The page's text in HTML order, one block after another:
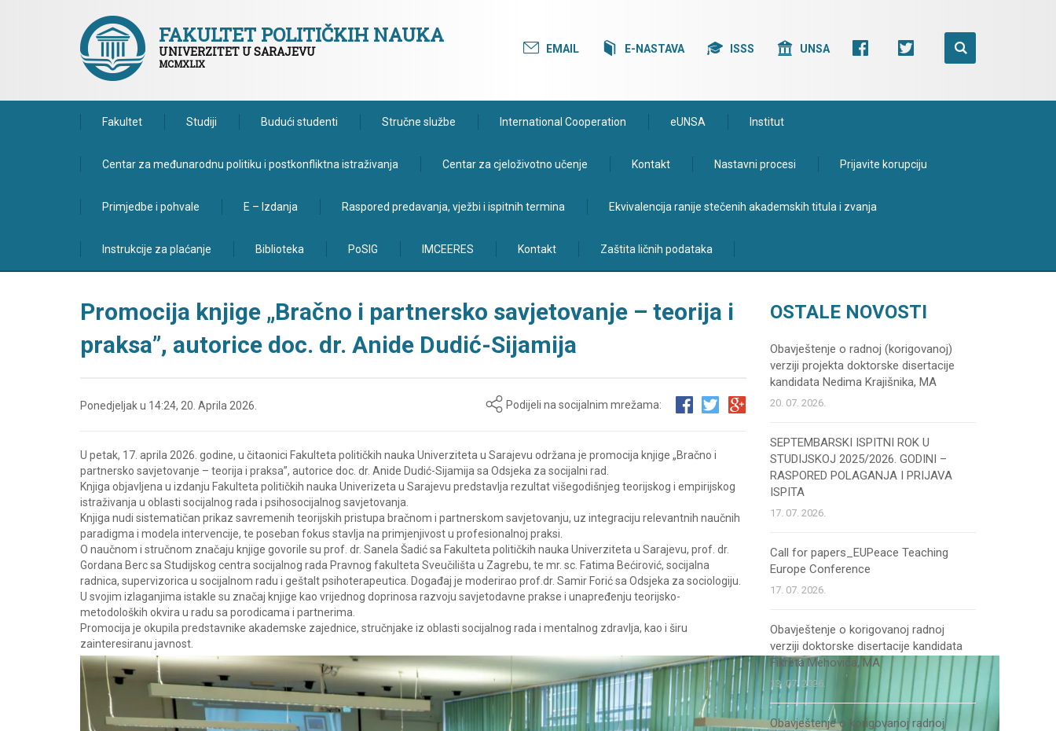
FAKULTET POLITIČKIH NAUKA
UNIVERZITET U SARAJEVU
MCMXLIX
EMAIL E-NASTAVA ISSS UNSA
Fakultet Studiji Budući studenti Stručne službe International Cooperation eUNSA Institut
Centar za međunarodnu politiku i postkonfliktna istraživanja Centar za cjeloživotno učenje Kontakt Nastavni procesi Prijavite korupciju
Primjedbe i pohvale E – Izdanja Raspored predavanja, vježbi i ispitnih termina Ekvivalencija ranije stečenih akademskih titula i zvanja
Instrukcije za plaćanje Biblioteka PoSIG IMCEERES Kontakt Zaštita ličnih podataka
Promocija knjige „Bračno i partnersko savjetovanje – teorija i
praksa”, autorice doc. dr. Anide Dudić-Sijamija
Ponedjeljak u 14:24, 20. Aprila 2026. Podijeli na socijalnim mrežama:
U petak, 17. aprila 2026. godine, u čitaonici Fakulteta političkih nauka Univerziteta u Sarajevu održana je promocija knjige „Bračno i
partnersko savjetovanje – teorija i praksa”, autorice doc. dr. Anide Dudić-Sijamija sa Odsjeka za socijalni rad.
Knjiga objavljena u izdanju Fakulteta političkih nauka Univerizeta u Sarajevu predstavlja rezultat višegodišnjeg teorijskog i empirijskog
istraživanja u oblasti socijalnog rada i psihosocijalnog savjetovanja.
Knjiga nudi sistematičan prikaz savremenih teorijskih pristupa bračnom i partnerskom savjetovanju, uz integraciju relevantnih naučnih
paradigma i modela intervencije, te poseban fokus stavlja na primjenjivost u profesionalnoj praksi.
O naučnom i stručnom značaju knjige govorile su prof. dr. Sanela Šadić sa Fakulteta političkih nauka Univerziteta u Sarajevu, prof. dr.
Gordana Berc sa Studijskog centra socijalnog rada Pravnog fakulteta Sveučilišta u Zagrebu, te mr. sc. Fatima Bećirović, socijalna
radnica, supervizorica u socijalnom radu i geštalt psihoterapeutica. Događaj je moderirao prof.dr. Samir Forić sa Odsjeka za sociologiju.
U svojim izlaganjima istakle su značaj knjige kao vrijednog doprinosa razvoju savjetodavne prakse i unapređenju teorijsko-
metodoloških okvira u radu sa porodicama i partnerima.
Promocija je okupila predstavnike akademske zajednice, stručnjake iz oblasti socijalnog rada i mentalnog zdravlja, kao i širu
zainteresiranu javnost.
OSTALE NOVOSTI
Obavještenje o radnoj (korigovanoj)
verziji projekta doktorske disertacije
kandidata Nedima Krajišnika, MA
20. 07. 2026.
SEPTEMBARSKI ISPITNI ROK U
STUDIJSKOJ 2025/2026. GODINI –
RASPORED POLAGANJA I PRIJAVA
ISPITA
17. 07. 2026.
Call for papers_EUPeace Teaching
Europe Conference
17. 07. 2026.
Obavještenje o korigovanoj radnoj
verziji doktorske disertacije kandidata
Fikreta Mehovića, MA
13. 07. 2026.
Obavještenje o korigovanoj radnoj